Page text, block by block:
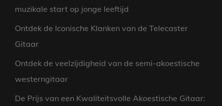
muzikale start op jonge leeftijd
Ontdek de Iconische Klanken van de Telecaster
Gitaar
Ontdek de veelzijdigheid van de semi-akoestische
westerngitaar
De Prijs van een Kwaliteitsvolle Akoestische Gitaar: